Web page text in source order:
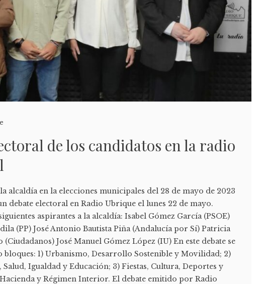
de los candidatos en la radio
alcaldía en la elecciones municipales del 28 de mayo de 2023
debate electoral en Radio Ubrique el lunes 22 de mayo.
aspirantes a la alcaldía: Isabel Gómez García (PSOE)
(PP) José Antonio Bautista Piña (Andalucía por Sí) Patricia
José Manuel Gómez López (IU) En este debate se
bloques: 1) Urbanismo, Desarrollo Sostenible y Movilidad; 2)
Salud, Igualdad y Educación; 3) Fiestas, Cultura, Deportes y
y Régimen Interior. El debate emitido por Radio